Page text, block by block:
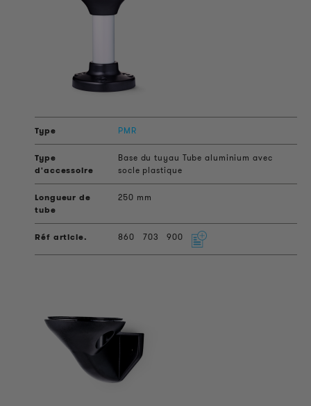
PMR
Base du tuyau Tube aluminium avec
socle plastique
250 mm
860 703 900